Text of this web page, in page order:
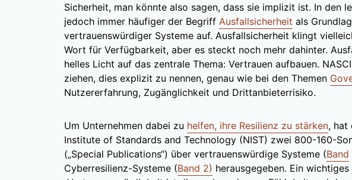
Sicherheit, man könnte also sagen, dass sie implizit ist. In den
jedoch immer häufiger der Begriff Ausfallsicherheit als
vertrauenswürdiger Systeme auf. Ausfallsicherheit klingt
Wort für Verfügbarkeit, aber es steckt noch mehr dahinter.
helles Licht auf das zentrale Thema: Vertrauen aufbauen.
ziehen, dies explizit zu nennen, genau wie bei den Themen
Nutzererfahrung, Zugänglichkeit und Drittanbieterrisiko.
Um Unternehmen dabei zu helfen, ihre Resilienz zu stärken, hat
Institute of Standards and Technology (NIST) zwei 800-160-
(„Special Publications“) über vertrauenswürdige Systeme (Band
Cyberresilienz-Systeme (Band 2) herausgegeben. Ein